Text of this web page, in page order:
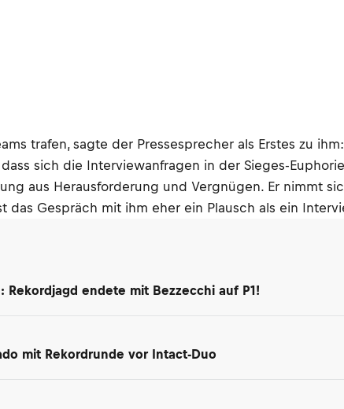
trafen, sagte der Pressesprecher als Erstes zu
sich die Interviewanfragen in der Sieges-
aus Herausforderung und Vergnügen. Er nimmt
das Gespräch mit ihm eher ein Plausch als ein
Rekordjagd endete mit Bezzecchi auf P1!
mit Rekordrunde vor Intact-Duo